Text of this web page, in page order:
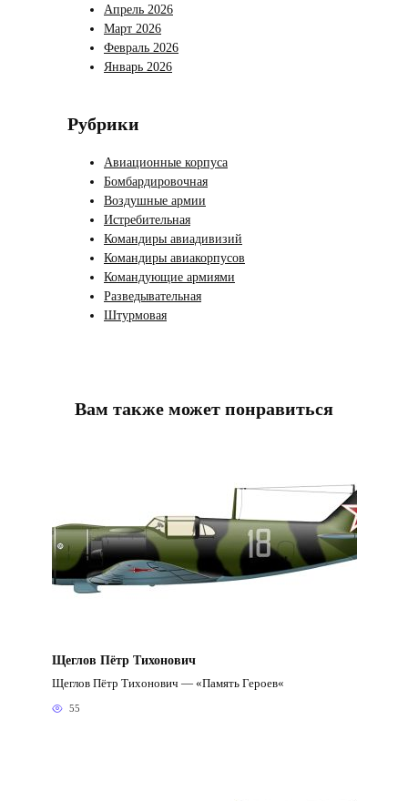
Апрель 2026
Март 2026
Февраль 2026
Январь 2026
Рубрики
Авиационные корпуса
Бомбардировочная
Воздушные армии
Истребительная
Командиры авиадивизий
Командиры авиакорпусов
Командующие армиями
Разведывательная
Штурмовая
Вам также может понравиться
Щеглов Пётр Тихонович
Щеглов Пётр Тихонович — «Память Героев«
55